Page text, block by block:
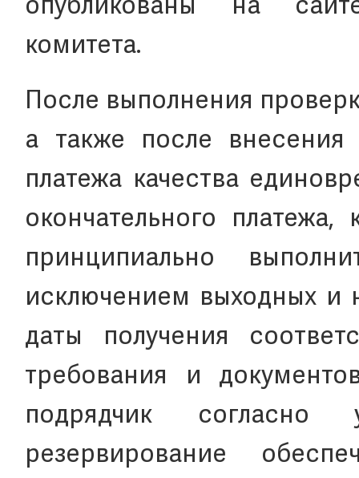
опубликованы на
комитета.
После выполнения
а также после внесения
платежа качества
окончательного
принципиально
исключением выходных и
даты получения
требования и
подрядчик согласно
резервирование